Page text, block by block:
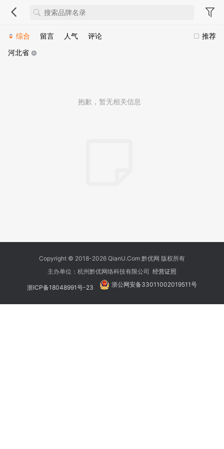
推荐
综合 留言 人气
评论
河北省
抱歉，暂无相关信息
Copyright © 2018-2026 QianU.Com 黔优网 版权所有
主办单位：杭州黔优网络科技有限公司 经营证照
浙ICP备18048991号-23 浙公网安备33011002019511号